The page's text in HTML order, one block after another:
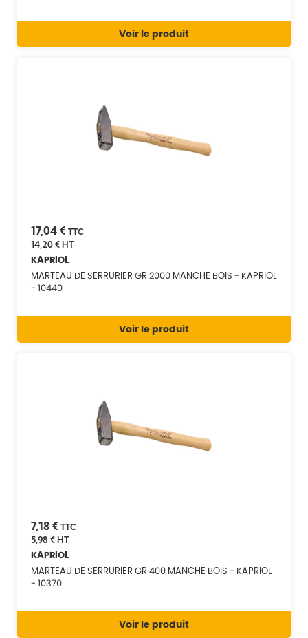
Voir le produit
17,04 € TTC
14,20 €HT
KAPRIOL
MARTEAU DE SERRURIER GR 2000 MANCHE BOIS - KAPRIOL
- 10440
Voir le produit
7,18 € TTC
5,98 €HT
KAPRIOL
MARTEAU DE SERRURIER GR 400 MANCHE BOIS - KAPRIOL
- 10370
Voir le produit